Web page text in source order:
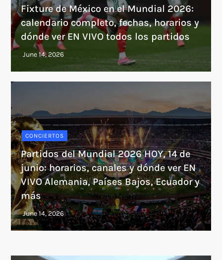
Fixture de México en el Mundial 2026:
calendario completo, fechas, horarios y
dónde ver EN VIVO todos los partidos
CONCIERTOS
Partidos del Mundial 2026 HOY, 14 de
junio: horarios, canales y dónde ver EN
VIVO Alemania, Países Bajos, Ecuador y
más